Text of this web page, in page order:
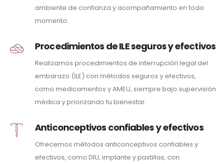
ambiente de confianza y acompañamiento en todo
momento.
Procedimientos de ILE seguros y efectivos
Realizamos procedimientos de interrupción legal del
embarazo (ILE) con métodos seguros y efectivos,
como medicamentos y AMEU, siempre bajo supervisión
médica y priorizando tu bienestar.
Anticonceptivos confiables y efectivos
Ofrecemos métodos anticonceptivos confiables y
efectivos, como DIU, implante y pastillas, con